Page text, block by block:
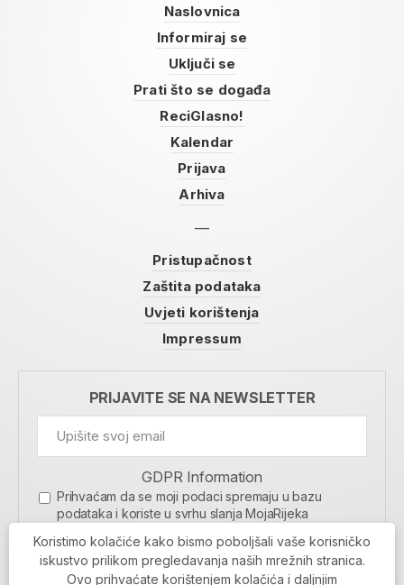
Naslovnica
Informiraj se
Uključi se
Prati što se događa
ReciGlasno!
Kalendar
Prijava
Arhiva
Pristupačnost
Zaštita podataka
Uvjeti korištenja
Impressum
PRIJAVITE SE NA NEWSLETTER
GDPR Information
Prihvaćam da se moji podaci spremaju u bazu
podataka i koriste u svrhu slanja MojaRijeka
MOJARIJEKA NEWSLETTER
Koristimo kolačiće kako bismo poboljšali vaše korisničko
iskustvo prilikom pregledavanja naših mrežnih stranica.
Ovo prihvaćate korištenjem kolačića i daljnjim